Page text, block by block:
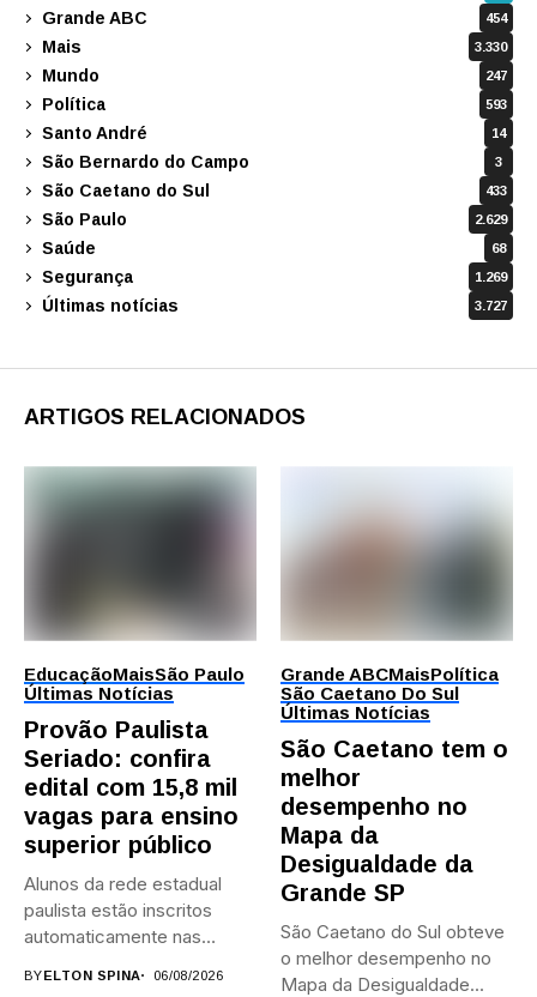
Grande ABC 454
Mais 3.330
Mundo 247
Política 593
Santo André 14
São Bernardo do Campo 3
São Caetano do Sul 433
São Paulo 2.629
Saúde 68
Segurança 1.269
Últimas notícias 3.727
ARTIGOS RELACIONADOS
EducaçãoMaisSão Paulo
Últimas Notícias
Provão Paulista
Seriado: confira
edital com 15,8 mil
vagas para ensino
superior público
Alunos da rede estadual
paulista estão inscritos
automaticamente nas
BYELTON SPINA 06/08/2026
Grande ABCMaisPolítica
São Caetano Do Sul
Últimas Notícias
São Caetano tem o
melhor
desempenho no
Mapa da
Desigualdade da
Grande SP
São Caetano do Sul obteve
o melhor desempenho no
Mapa da Desigualdade...